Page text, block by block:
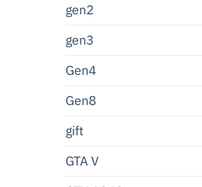
gen2
gen3
Gen4
Gen8
gift
GTA V